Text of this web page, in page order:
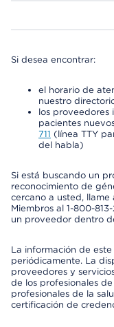
Si desea encontrar:
el horario de
nuestro
los proveedores
pacientes
711 (línea TTY
del habla)
Si está buscando un
reconocimiento de
cercano a usted,
Miembros al 1-800-
un proveedor dentro
La información de
periódicamente. La
proveedores y
de los profesionales
profesionales de la
certificación de